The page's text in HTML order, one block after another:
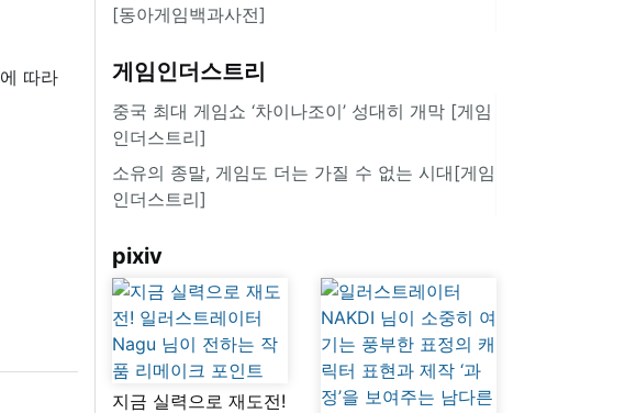
에 따라
[동아게임백과사전]
게임인더스트리
중국 최대 게임쇼 ‘차이나조이’ 성대히 개막 [게임
인더스트리]
소유의 종말, 게임도 더는 가질 수 없는 시대[게임
인더스트리]
pixiv
지금 실력으로 재도전!